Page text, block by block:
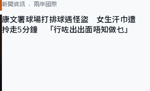
新聞資訊 兩岸國際
康文署球場打排球遇怪盜 女生汗巾遭
拎走5分鐘 「行咗出出面唔知做乜」